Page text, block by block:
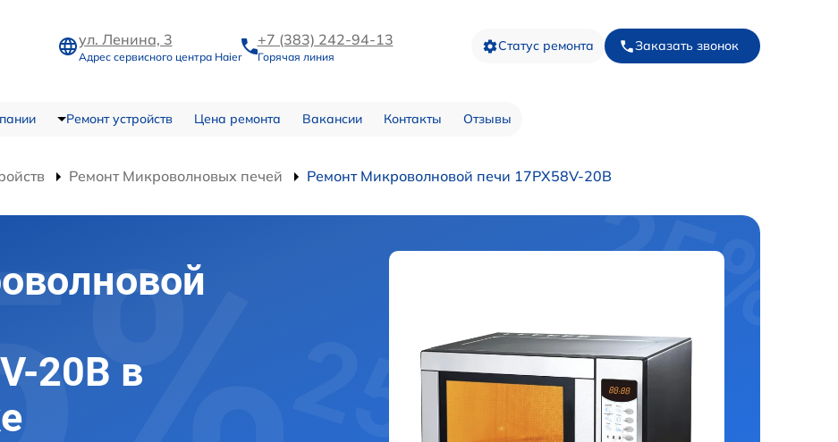
ул. Ленина, 3
Адрес сервисного центра Haier
+7 (383) 242-94-13
Горячая линия
Статус ремонта Заказать звонок
Ремонт устройств Цена ремонта Вакансии Контакты Отзывы
Ремонт Микроволновых печей Ремонт Микроволновой печи 17PX58V-20B
20B в